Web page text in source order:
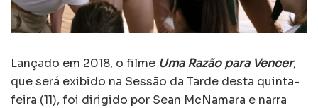
Lançado em 2018, o filme Uma Razão para Vencer,
que será exibido na Sessão da Tarde desta quinta-
feira (11), foi dirigido por Sean McNamara e narra